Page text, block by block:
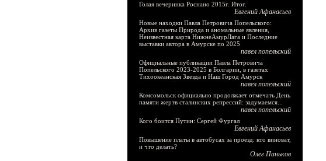
Голая вечеринка Роснано 2015г. Итог.
Евгений Афанасьев
Новые находки Павла Петровича Попельского:
Архив газеты Природа и аномальные явления,
Неизвестная карта НижнеАмурЛага и Последние
выставки автора в Амурске по 2025
павел попельский
Официальные публикации Павла Петровича
Попельского 2023-2025 в Болгарии, в газетах
Тихоокеанская Звезда и Наш Город Амурск
павел попельский
Комсомольск официально продолжает отмечать День
памяти жертв сталинских репрессий: задумаемся...
павел попельский
Кого боится Путин: Сергей Фургал
Евгений Афанасьев
Повышение платы в автобусах за проезд: кто виноват,
и что делать?
Олег Паньков